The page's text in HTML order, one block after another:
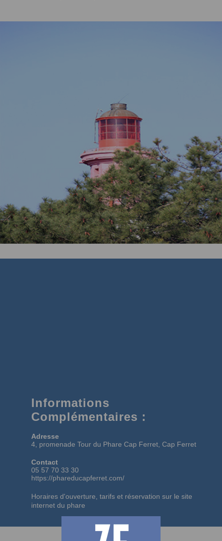
Informations
Complémentaires :
Adresse
4, promenade Tour du Phare Cap Ferret, Cap Ferret
Contact
05 57 70 33 30
https://phareducapferret.com/
Horaires d'ouverture, tarifs et réservation sur le site
internet du phare